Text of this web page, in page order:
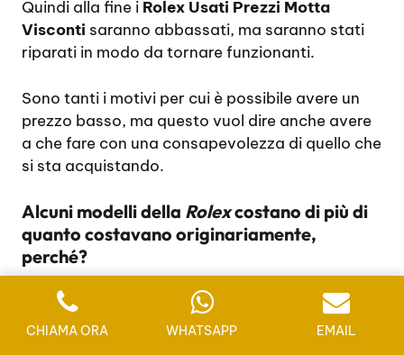
Quindi alla fine i Rolex Usati Prezzi Motta
Visconti saranno abbassati, ma saranno stati
riparati in modo da tornare funzionanti.
Sono tanti i motivi per cui è possibile avere un
prezzo basso, ma questo vuol dire anche avere
a che fare con una consapevolezza di quello che
si sta acquistando.
Alcuni modelli della Rolexcostano di più di
quanto costavano originariamente,
perché?
Vi trovate di fronte ad una vetrina di n
rivenditore di
usati, ma vedete che ci sono
CHIAMA ORA WHATSAPP EMAIL